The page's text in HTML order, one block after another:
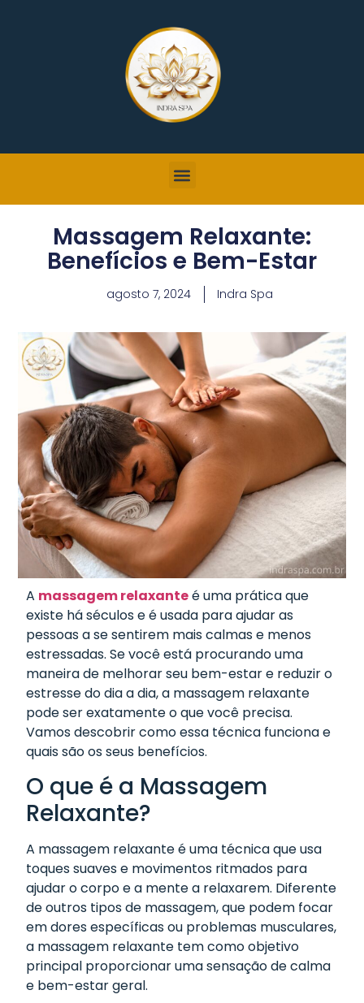
Massagem Relaxante:
Benefícios e Bem-Estar
agosto 7, 2024 Indra Spa
A massagem relaxanteé uma prática que
existe há séculos e é usada para ajudar as
pessoas a se sentirem mais calmas e menos
estressadas. Se você está procurando uma
maneira de melhorar seu bem-estar e reduzir o
estresse do dia a dia, a massagem relaxante
pode ser exatamente o que você precisa.
Vamos descobrir como essa técnica funciona e
quais são os seus benefícios.
O que é a Massagem
Relaxante?
A massagem relaxante é uma técnica que usa
toques suaves e movimentos ritmados para
ajudar o corpo e a mente a relaxarem. Diferente
de outros tipos de massagem, que podem focar
em dores específicas ou problemas musculares,
a massagem relaxante tem como objetivo
principal proporcionar uma sensação de calma
e bem-estar geral.